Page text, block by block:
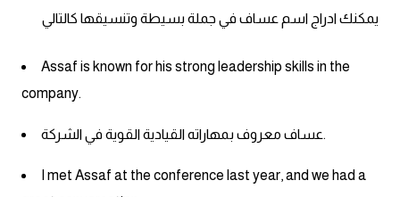
كلمات بحرف o
كلمات بحرف p
يمكنك ادراج اسم عساف في جملة بسيطة وتنسيقها كالتالي
Assaf is known for his strong leadership skills in the
company.
عساف معروف بمهاراته القيادية القوية في الشركة.
I met Assaf at the conference last year, and we had a